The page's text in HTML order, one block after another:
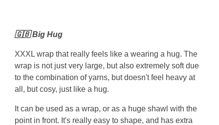
🇬🇧 Big Hug
XXXL wrap that really feels like a wearing a hug. The
wrap is not just very large, but also extremely soft due
to the combination of yarns, but doesn't feel heavy at
all, but cosy, just like a hug.
It can be used as a wrap, or as a huge shawl with the
point in front. It's really easy to shape, and has extra